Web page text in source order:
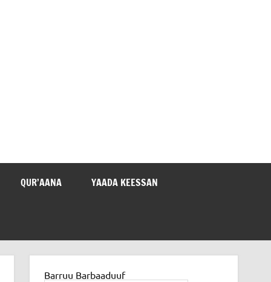
QUR’AANA YAADA KEESSAN
Barruu Barbaaduuf